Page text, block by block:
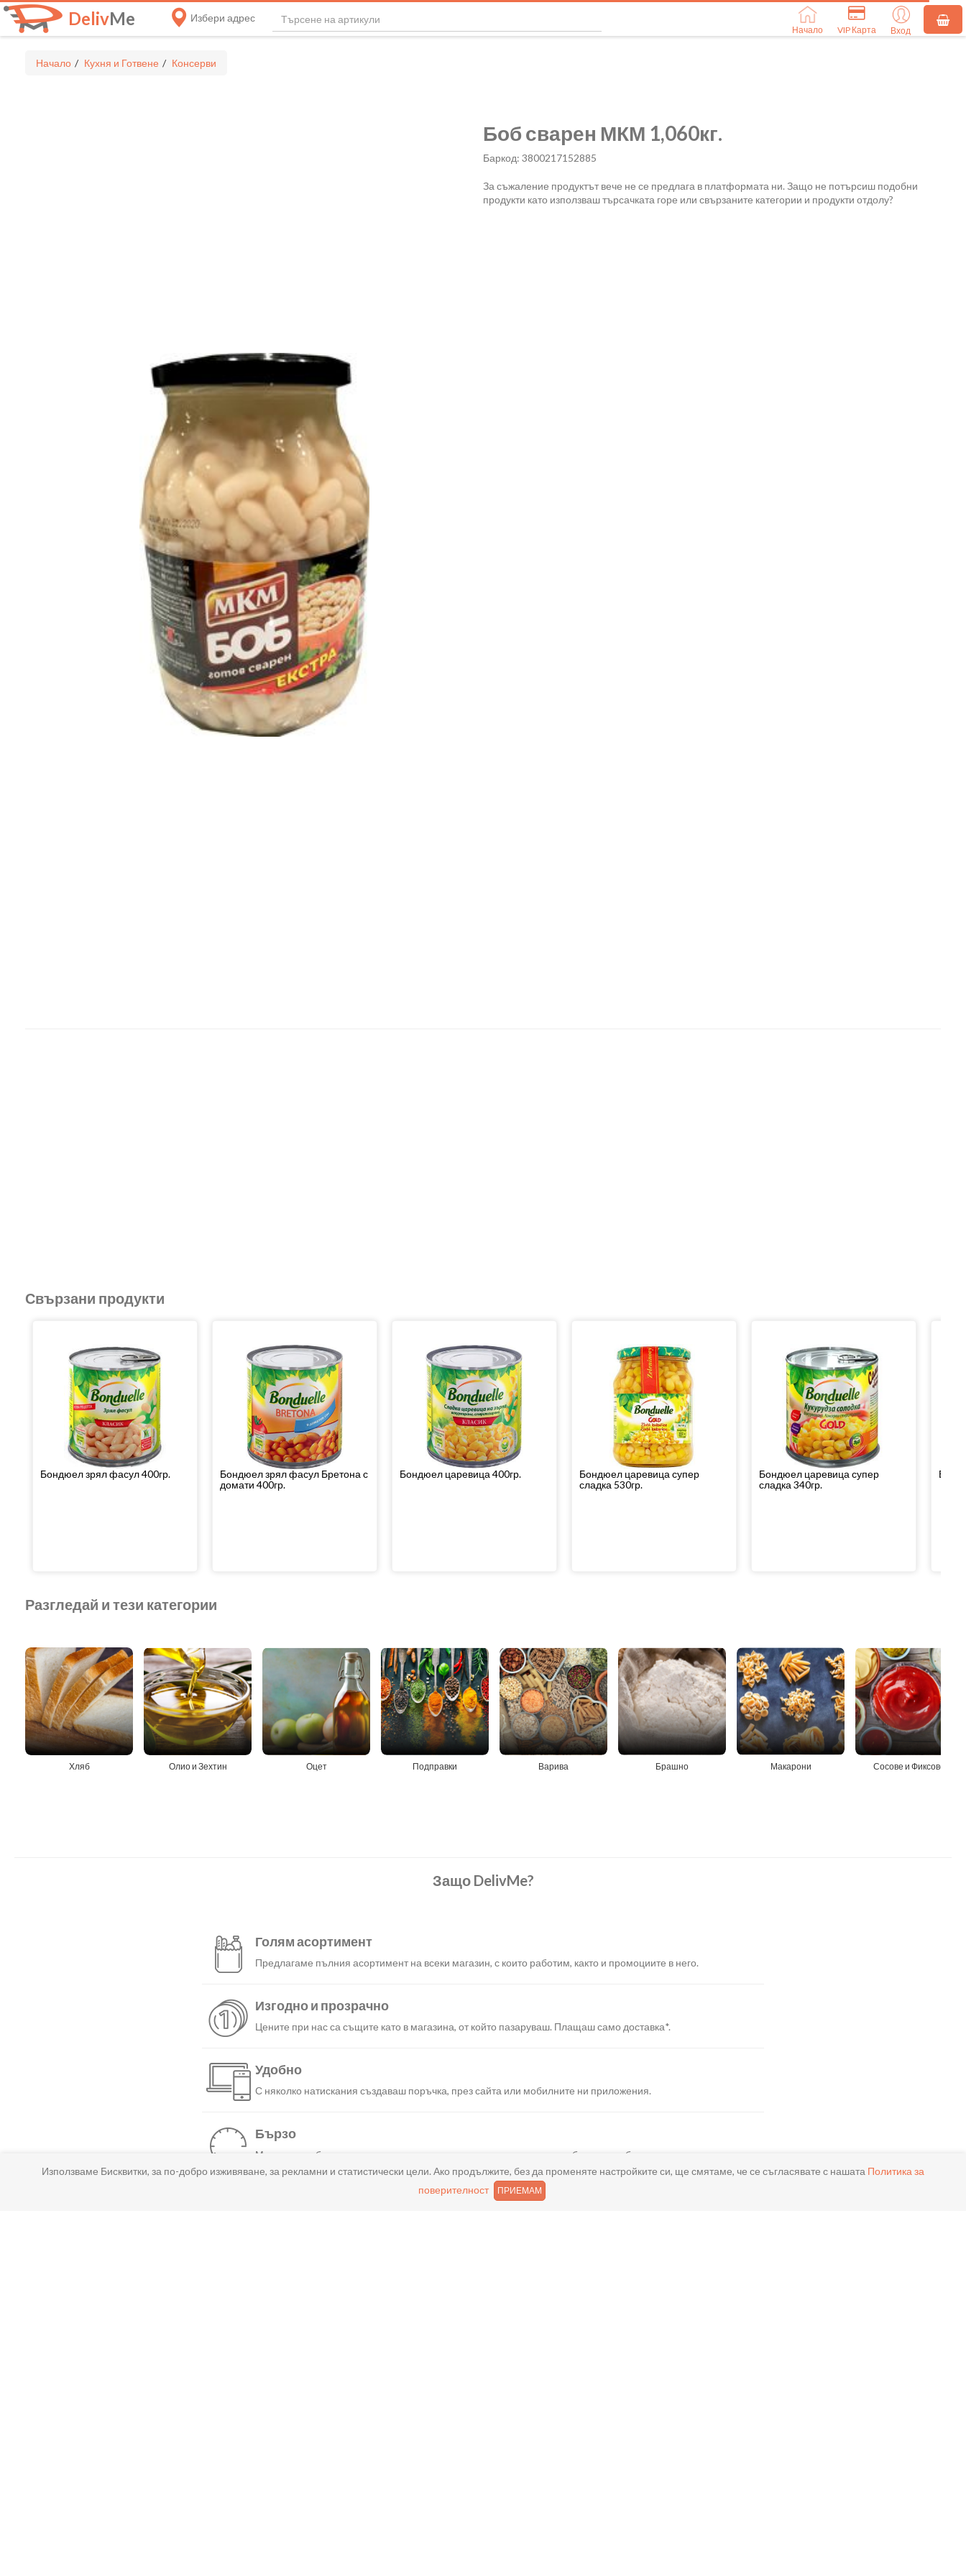
DelivMe Избери адрес
Начало VIP Карта Вход
Начало Кухня и Готвене Консерви
Боб сварен МКМ 1,060кг.
Баркод: 3800217152885
За съжаление продуктът вече не се предлага в платформата ни. Защо не потърсиш подобни
продукти като използваш търсачката горе или свързаните категории и продукти отдолу?
Свързани продукти
Бондюел зрял фасул 400гр.
Бондюел зрял фасул Бретона с
домати 400гр.
Бондюел царевица 400гр.
Бондюел царевица супер
сладка 530гр.
Бондюел царевица супер
сладка 340гр.
Разгледай и тези категории
Хляб Олио и Зехтин Оцет Подправки Варива Брашно Макарони Сосове и Фиксове
Защо DelivMe?
Голям асортимент
Предлагаме пълния асортимент на всеки магазин, с които работим, както и промоциите в него.
Изгодно и прозрачно
Цените при нас са същите като в магазина, от който пазаруваш. Плащаш само доставка*.
Удобно
С няколко натискания създаваш поръчка, през сайта или мобилните ни приложения.
Бързо
Можеш да избереш доставка или взимане от място веднага или в избрано от теб време.
Използваме Бисквитки, за по-добро изживяване, за рекламни и статистически цели. Ако продължите, без да променяте настройките си, ще смятаме, че се съгласявате с нашата Политика за
поверителност
ПРИЕМАМ